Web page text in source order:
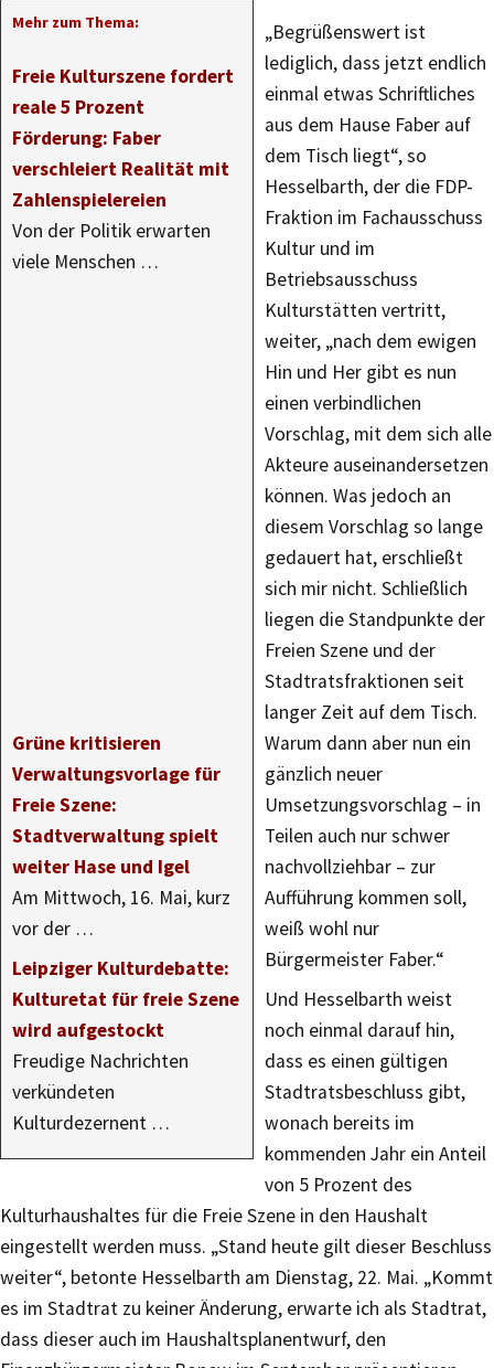
Mehr zum Thema:
Freie Kulturszene fordert
reale 5 Prozent
Förderung: Faber
verschleiert Realität mit
Zahlenspielereien
Von der Politik erwarten
viele Menschen …
Grüne kritisieren
Verwaltungsvorlage für
Freie Szene:
Stadtverwaltung spielt
weiter Hase und Igel
Am Mittwoch, 16. Mai, kurz
vor der …
Leipziger Kulturdebatte:
Kulturetat für freie Szene
wird aufgestockt
Freudige Nachrichten
verkündeten
Kulturdezernent …
„Begrüßenswert ist
lediglich, dass jetzt endlich
einmal etwas Schriftliches
aus dem Hause Faber auf
dem Tisch liegt“, so
Hesselbarth, der die FDP-
Fraktion im Fachausschuss
Kultur und im
Betriebsausschuss
Kulturstätten vertritt,
weiter, „nach dem ewigen
Hin und Her gibt es nun
einen verbindlichen
Vorschlag, mit dem sich alle
Akteure auseinandersetzen
können. Was jedoch an
diesem Vorschlag so lange
gedauert hat, erschließt
sich mir nicht. Schließlich
liegen die Standpunkte der
Freien Szene und der
Stadtratsfraktionen seit
langer Zeit auf dem Tisch.
Warum dann aber nun ein
gänzlich neuer
Umsetzungsvorschlag – in
Teilen auch nur schwer
nachvollziehbar – zur
Aufführung kommen soll,
weiß wohl nur
Bürgermeister Faber.“
Und Hesselbarth weist
noch einmal darauf hin,
dass es einen gültigen
Stadtratsbeschluss gibt,
wonach bereits im
kommenden Jahr ein Anteil
von 5 Prozent des
Kulturhaushaltes für die Freie Szene in den Haushalt
eingestellt werden muss. „Stand heute gilt dieser Beschluss
weiter“, betonte Hesselbarth am Dienstag, 22. Mai. „Kommt
es im Stadtrat zu keiner Änderung, erwarte ich als Stadtrat,
dass dieser auch im Haushaltsplanentwurf, den